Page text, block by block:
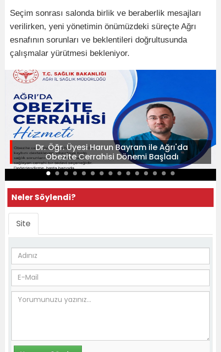
Seçim sonrası salonda birlik ve beraberlik mesajları
verilirken, yeni yönetimin önümüzdeki süreçte Ağrı
esnafının sorunları ve beklentileri doğrultusunda
çalışmalar yürütmesi bekleniyor.
Dr. Öğr. Üyesi Harun Bayram ile Ağrı'da
Obezite Cerrahisi Dönemi Başladı
Neler Söylendi?
Site